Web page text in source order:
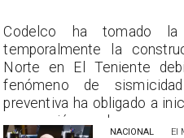
El
NACIONAL
Codelco ha tomado la
temporalmente la
Norte en El Teniente
fenómeno de
preventiva ha obligado a
suspensión con las